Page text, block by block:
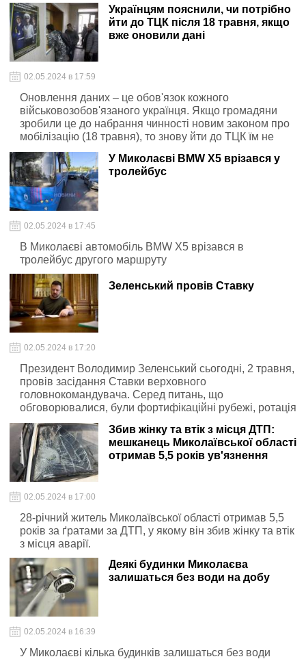
Українцям пояснили, чи потрібно
йти до ТЦК після 18 травня, якщо
вже оновили дані
02.05.2024 в 17:59
Оновлення даних – це обов'язок кожного
військовозобов'язаного українця. Якщо громадяни
зробили це до набрання чинності новим законом про
мобілізацію (18 травня), то знову йти до ТЦК їм не
потрібно.
У Миколаєві BMW Х5 врізався у
тролейбус
02.05.2024 в 17:45
В Миколаєві автомобіль BMW Х5 врізався в
тролейбус другого маршруту
Зеленський провів Ставку
02.05.2024 в 17:20
Президент Володимир Зеленський сьогодні, 2 травня,
провів засідання Ставки верховного
головнокомандувача. Серед питань, що
обговорювалися, були фортифікаційні рубежі, ротація
і не тільки.
Збив жінку та втік з місця ДТП:
мешканець Миколаївської області
отримав 5,5 років ув'язнення
02.05.2024 в 17:00
28-річний житель Миколаївської області отримав 5,5
років за ґратами за ДТП, у якому він збив жінку та втік
з місця аварії.
Деякі будинки Миколаєва
залишаться без води на добу
02.05.2024 в 16:39
У Миколаєві кілька будинків залишаться без води